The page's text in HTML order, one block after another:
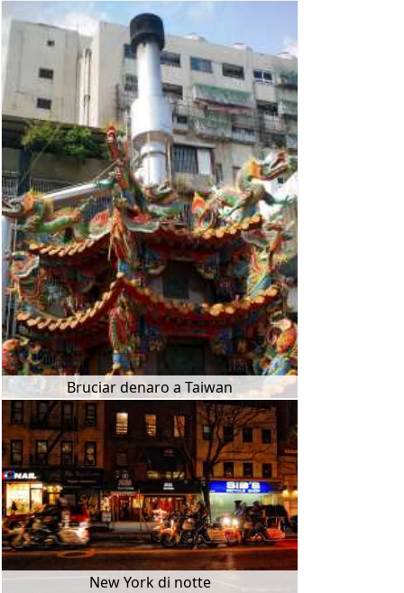
Bruciar denaro a Taiwan
New York di notte